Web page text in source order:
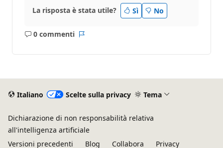
La risposta è stata utile? Sì No
0 commenti
Nessun
Italiano Scelte sulla privacy Tema
Dichiarazione di non responsabilità relativa
all'intelligenza artificiale
Versioni precedenti
Blog Collabora Privacy